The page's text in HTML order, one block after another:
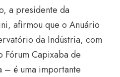
a presidente da
afirmou que o Anuário
da Indústria, com
Capixaba de
– é uma importante